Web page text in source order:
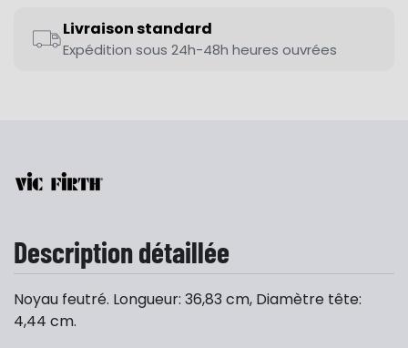
Livraison standard
Expédition sous 24h-48h heures ouvrées
Description détaillée
Noyau feutré. Longueur: 36,83 cm, Diamètre tête:
4,44 cm.